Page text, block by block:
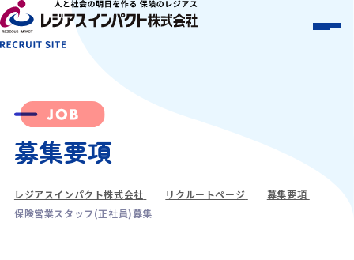
募集要項
レジアスインパクト株式会社 リクルートページ
募集要項
保険営業スタッフ(正社員)募集